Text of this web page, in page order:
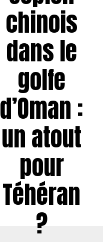
chinois
dans le
golfe
d’Oman :
un atout
pour
Téhéran
?